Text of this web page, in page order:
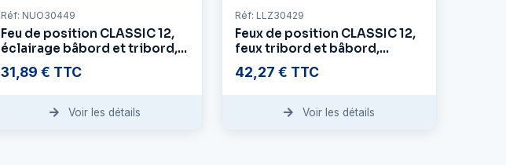
Réf: NUO30449
Feu de position CLASSIC 12,
éclairage bâbord et tribord,
31,89 € TTC
Voir les détails
Réf: LLZ30429
Feux de position CLASSIC 12,
feux tribord et bâbord,
42,27 € TTC
Voir les détails